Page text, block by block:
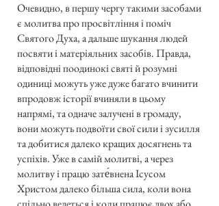
Очевидно, в першу чергу такими засобами
є молитва про просвітління і поміч
Святого Духа, а дальше шукання людей
посвяти і матеріяльних засобів. Правда,
відповідні поодинокі святі й розумні
одиниці можуть уже дуже багато вчинити
впродовж історії вчиняли в цьому
напрямі, та одначе залучені в громаду,
вони можуть подвоїти свої сили і зусилля
та добитися далеко кращих досягнень та
успіхів. Уже в самій молитві, а через
молитву і працю зате́внена Ісусом
Христом далеко більша сила, коли вона